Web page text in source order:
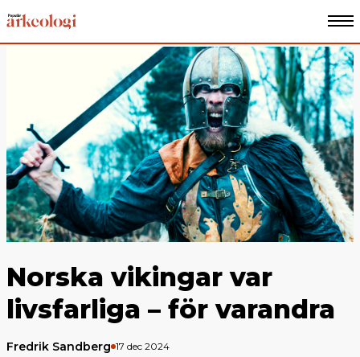
Norska vikingar var
livsfarliga – för varandra
Fredrik Sandberg 17 dec 2024